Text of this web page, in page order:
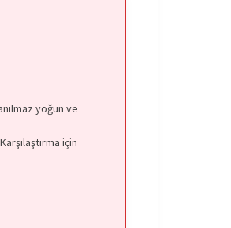
yoğun ve
için